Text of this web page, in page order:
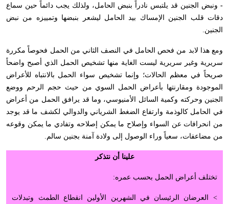
- ونبض الجنين قد يلتبس نادراً بنبض الحامل، ولذلك يجب دائماً حين سماع
دقات قلب الجنين الإمساك بيد الحامل ليشعر بنبضها وتمييزه من نبض
الجنين.
ومع هذا لابد من فحص الحامل في النصف الثاني من الحمل فحوصاً مكررة
سريرية وغير سريرية ليست الغاية منها تشخيص الحمل الذي أصبح واضحاً
صريحاً في معظم الحالات؛ وإنما تشخيص سواء الحمل بالانتباه للأعراض
الموجودة ومقارنتها بأعراض الحمل السوي من حيث حجم الرحم ووضع
الجنين وحركته وكمية السائل الأمنيوسي، وما قد يرافق الحمل من أعراض
في الحامل كالوذمة وارتفاع الضغط الشرياني والدوالي لكشف ما قد يوجد
من انحرافات عن السواء وإصلاح ما يمكن إصلاحه وتفادي ما يمكن وقوعه
من مضاعفات، سعياً وراء الوصول إلى ولادة آمنة بجنين سالم.
علينا أن نتذكر
تختلف أعراض الحمل بحسب عمره:
> العرضان الرئيسان في الشهرين الأولين انقطاع الطمث وتبدلات